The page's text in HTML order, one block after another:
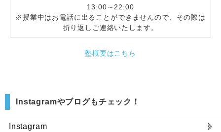
13:00～22:00
※授業中はお電話に出ることができませんので、その際は
折り返しご連絡いたします。
塾概要はこちら
Instagramやブログもチェック！
Instagram